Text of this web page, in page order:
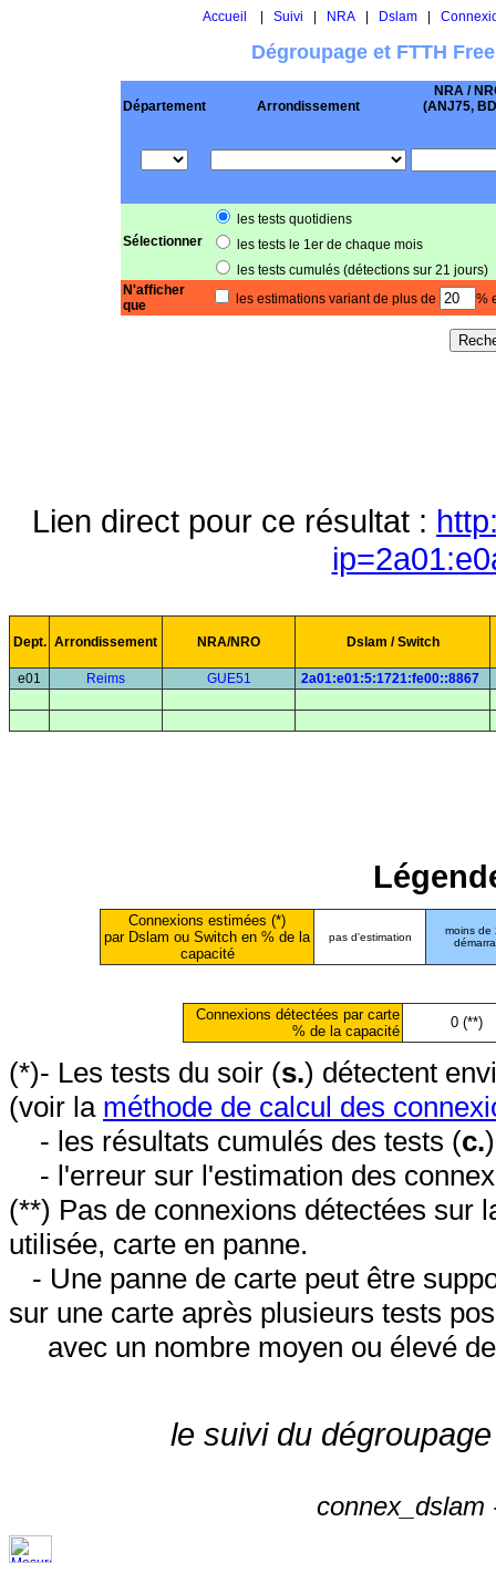
Accueil Suivi NRA| Dslam|
Dégroupage et FTTH
Département Arrondissement
NRA /
(ANJ75,
Sélectionner
les tests quotidiens
les tests le 1er de chaque mois
les tests cumulés (détections sur 21 jours)
N'afficher
que
les estimations variant de plus de %
Lien direct pour ce résultat :
Dept. Arrondissement NRA/NRO Dslam / Switch
e01 Reims GUE51 2a01:e01:5:1721:fe00::8867
Connexions estimées (*)
par Dslam ou Switch en % de la
capacité
pas d'estimation
moins de
Connexions détectées par carte
% de la capacité
0 (**)
(*)- Les tests du soir (s.) détectent
(voir la méthode de calcul des
- les résultats cumulés des tests (c.
- l'erreur sur l'estimation des
(**) Pas de connexions détectées sur
utilisée, carte en panne.
- Une panne de carte peut être
sur une carte après plusieurs tests
avec un nombre moyen ou élevé
le suivi du
connex_dslam